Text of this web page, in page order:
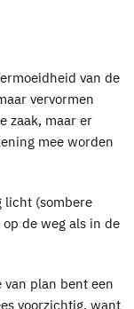
van de
vervormen
zaak, maar er
mee worden
licht (sombere
de weg als in de
van plan bent een
voorzichtig, want